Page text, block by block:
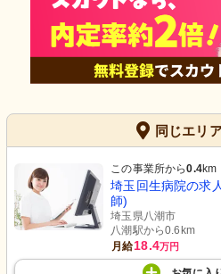
同じエリ
この事業所から0.4km
埼玉回生病院の求
師)
埼玉県八潮市
八潮駅から0.6km
月給18.4万円